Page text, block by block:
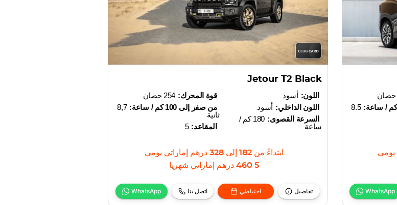
Jetour T2 Black
قوة المحرك: 254 حصان
من صفر إلى 100 كم / ساعة:
8,7
ثانية
المقاعد: 5
اللون: أسود
اللون الداخلي: أسود
السرعة القصوى:
180 كم /
ساعة
ابتداءً من 182 إلى 328 درهم إماراتي يومي
5 460
درهم إماراتي شهريا
WhatsApp اتصل بنا احتياطي تفاصيل
8.5
يومي
WhatsApp